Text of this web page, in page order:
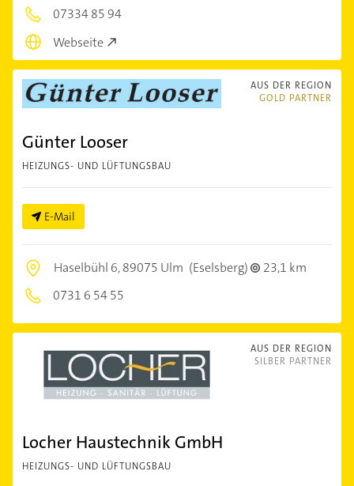
07334 85 94
Webseite
AUS DER REGION
GOLD PARTNER
Günter Looser
HEIZUNGS- UND LÜFTUNGSBAU
E-Mail
Haselbühl 6,89075 Ulm (Eselsberg)
23,1 km
0731 6 54 55
AUS DER REGION
SILBER PARTNER
Locher Haustechnik GmbH
HEIZUNGS- UND LÜFTUNGSBAU